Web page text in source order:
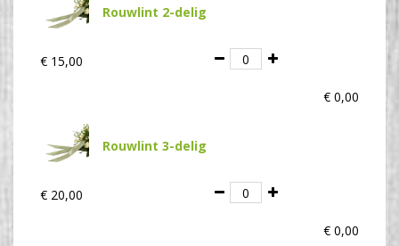
Rouwlint 2-delig
€ 15,00
€ 0,00
Rouwlint 3-delig
€ 20,00
€ 0,00